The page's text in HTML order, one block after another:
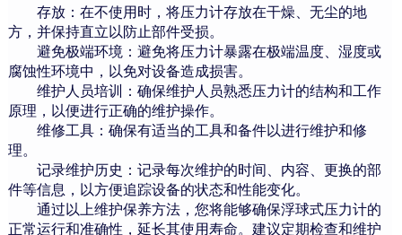
存放：在不使用时，将压力计存放在干燥、无尘的地
方，并保持直立以防止部件受损。
避免极端环境：避免将压力计暴露在极端温度、湿度或
腐蚀性环境中，以免对设备造成损害。
维护人员培训：确保维护人员熟悉压力计的结构和工作
原理，以便进行正确的维护操作。
维修工具：确保有适当的工具和备件以进行维护和修
理。
记录维护历史：记录每次维护的时间、内容、更换的部
件等信息，以方便追踪设备的状态和性能变化。
通过以上维护保养方法，您将能够确保浮球式压力计的
正常运行和准确性，延长其使用寿命。建议定期检查和维护